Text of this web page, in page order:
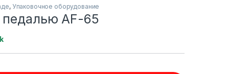
, Упаковочное оборудование
педалью AF-65